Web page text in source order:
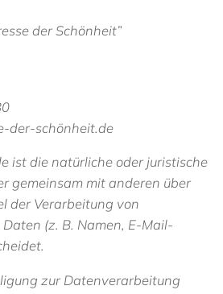
der Schönheit”
der-schönheit.de
ist die natürliche oder juristische
gemeinsam mit anderen über
der Verarbeitung von
(z. B. Namen, E-Mail-
zur Datenverarbeitung